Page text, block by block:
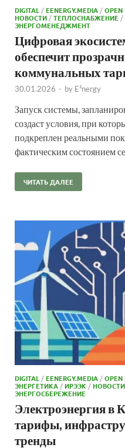
DIGITAL /EENERGY.MEDIA /OPEN
НОВОСТИ /ТЕПЛОСНАБЖЕНИЕ /
ЭНЕРГОМЕНЕДЖМЕНТ
Цифровая
обеспечит
коммунальных
30.01.2026 - by E²nergy
Запуск системы,
создаст условия, при
подкреплен реальными
фактическим состоянием
ЧИТАТЬ ДАЛЕЕ
DIGITAL /EENERGY.MEDIA /OPEN
ЭНЕРГЕТИКА /ИРЭЭК /НОВОСТИ
ЭНЕРГОСБЕРЕЖЕНИЕ
Электроэнергия в
тарифы,
тренды